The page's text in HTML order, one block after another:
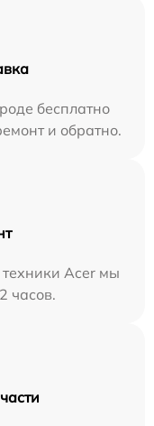
бесплатно
и обратно.
Acer мы
часов.